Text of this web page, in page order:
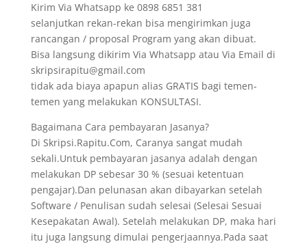
Kirim Via Whatsapp ke 0898 6851 381
selanjutkan rekan-rekan bisa mengirimkan juga
rancangan / proposal Program yang akan dibuat.
Bisa langsung dikirim Via Whatsapp atau Via Email di
skripsirapitu@gmail.com
tidak ada biaya apapun alias GRATIS bagi temen-
temen yang melakukan KONSULTASI.
Bagaimana Cara pembayaran Jasanya?
Di Skripsi.Rapitu.Com, Caranya sangat mudah
sekali.Untuk pembayaran jasanya adalah dengan
melakukan DP sebesar 30 % (sesuai ketentuan
pengajar).Dan pelunasan akan dibayarkan setelah
Software / Penulisan sudah selesai (Selesai Sesuai
Kesepakatan Awal). Setelah melakukan DP, maka hari
itu juga langsung dimulai pengerjaannya.Pada saat